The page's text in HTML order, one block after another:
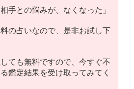
手との悩みが、なくなった」
の占いなので、是非お試し下
ても無料ですので、今すぐ不
鑑定結果を受け取ってみてく